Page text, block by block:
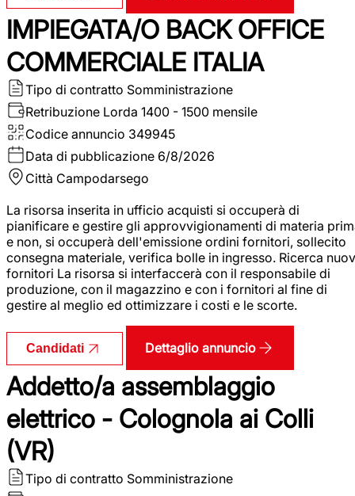
IMPIEGATA/O BACK OFFICE
COMMERCIALE ITALIA
Tipo di contratto Somministrazione
Retribuzione Lorda 1400 - 1500 mensile
Codice annuncio 349945
Data di pubblicazione 6/8/2026
Città Campodarsego
La risorsa inserita in ufficio acquisti si occuperà di
pianificare e gestire gli approvvigionamenti di materia
e non, si occuperà dell'emissione ordini fornitori, sollecito
consegna materiale, verifica bolle in ingresso. Ricerca
fornitori La risorsa si interfaccerà con il responsabile di
produzione, con il magazzino e con i fornitori al fine di
gestire al meglio ed ottimizzare i costi e le scorte.
Candidati Dettaglio annuncio
Addetto/a assemblaggio
elettrico - Colognola ai Colli
(VR)
Tipo di contratto Somministrazione